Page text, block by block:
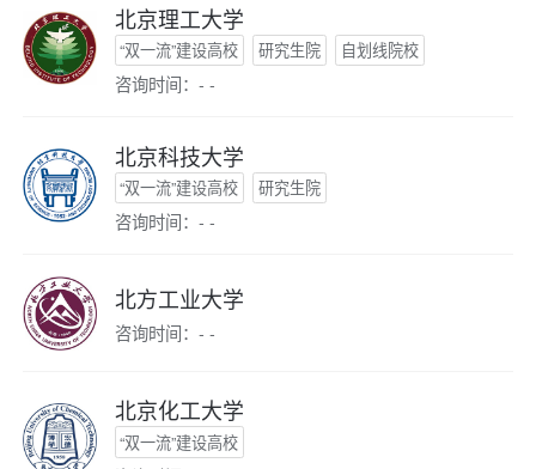
北京理工大学
“双一流”建设高校 研究生院 自划线院校
咨询时间：- -
北京科技大学
“双一流”建设高校 研究生院
咨询时间：- -
北方工业大学
咨询时间：- -
北京化工大学
“双一流”建设高校